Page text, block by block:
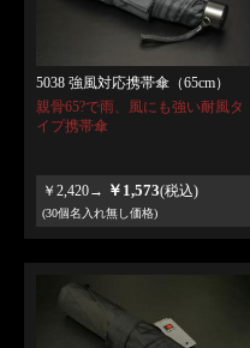
5038 強風対応携帯傘（65cm）
親骨65?で雨、風にも強い耐風タ
イプ携帯傘
￥2,420→ ￥1,573(税込)
(30個名入れ無し価格)